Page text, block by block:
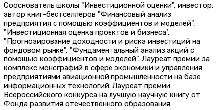
Сооснователь школы "Инвестиционной оценки", инвестор,
автор книг-бестселлеров "Финансовый анализ
предприятия с помощью коэффициентов и моделей",
"Инвестиционная оценка проектов и бизнеса",
"Прогнозирование доходности и риска инвестиций на
фондовом рынке", "Фундаментальный анализ акций с
помощью коэффициентов и моделей". Лауреат премии за
комплекс монографий в сфере экономики и управления
предприятиями авиационной промышленности на базе
информационных технологий. Лауреат премии
Всероссийского конкурса на лучшую научную книгу от
Фонда развития отечественного образования